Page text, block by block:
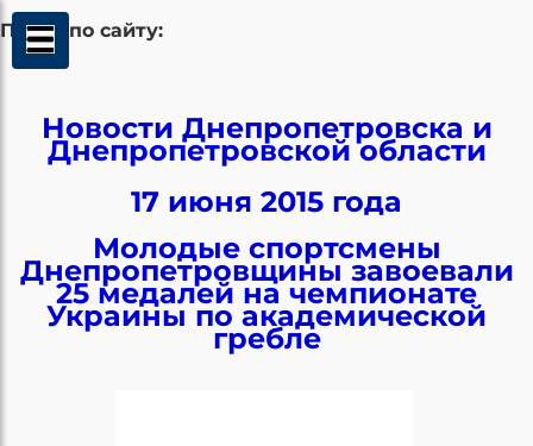
Поиск по сайту:
Новости Днепропетровска и
Днепропетровской области
17 июня 2015 года
Молодые спортсмены
Днепропетровщины завоевали
25 медалей на чемпионате
Украины по академической
гребле